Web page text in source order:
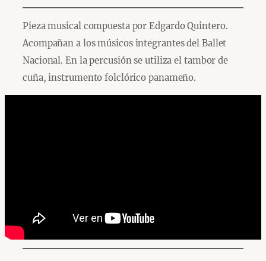
Pieza musical compuesta por Edgardo Quintero.
Acompañan a los músicos integrantes del Ballet
Nacional. En la percusión se utiliza el tambor de
cuña, instrumento folclórico panameño.